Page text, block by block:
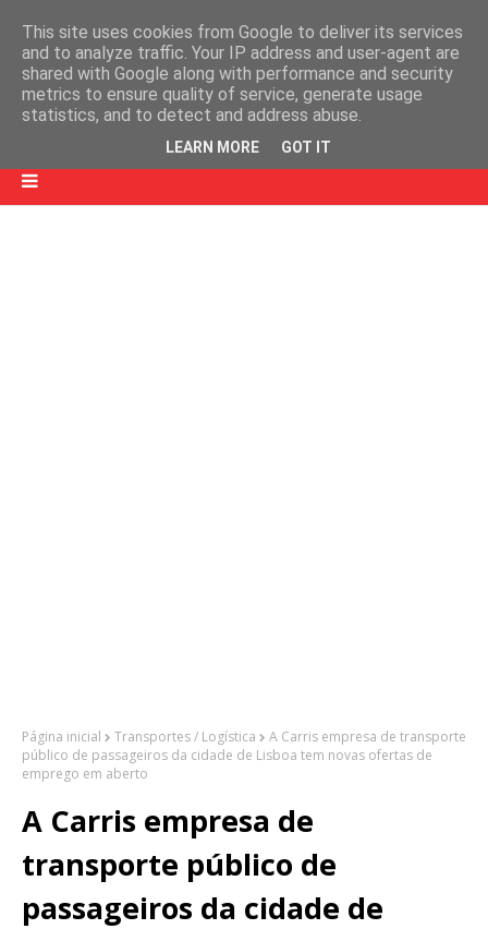
Página inicial Transportes / Logística
A Carris empresa de transporte
público de passageiros da cidade de Lisboa tem novas ofertas de
emprego em aberto
A Carris empresa de
transporte público de
passageiros da cidade de
This site uses cookies from Google to deliver its services
and to analyze traffic. Your IP address and user-agent are
shared with Google along with performance and security
metrics to ensure quality of service, generate usage
statistics, and to detect and address abuse.
LEARN MORE GOT IT